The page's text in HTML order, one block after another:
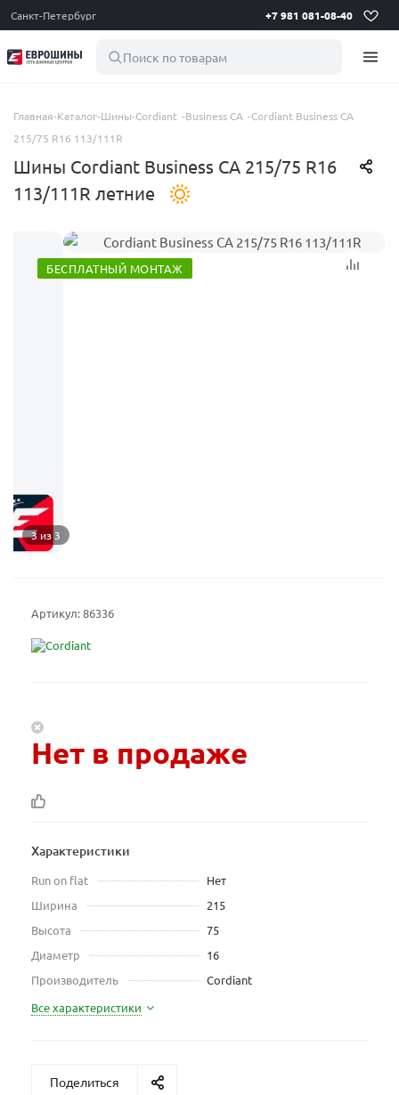
Санкт-Петербург +7 981 081-08-40
Поиск по товарам
Главная-Каталог-Шины-Cordiant -Business CA -Cordiant Business CA
215/75 R16 113/111R
Шины Cordiant Business CA 215/75 R16
113/111R летние
БЕСПЛАТНЫЙ МОНТАЖ
3 из 3
Артикул:86336
Нет в продаже
Характеристики
Run on flat
Нет
Ширина
215
Высота
75
Диаметр
16
Производитель
Cordiant
Все характеристики
Поделиться